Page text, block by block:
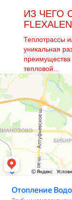
ИЗ ЧЕГО
Теплотрассы
уникальная
преимущества
тепловой...